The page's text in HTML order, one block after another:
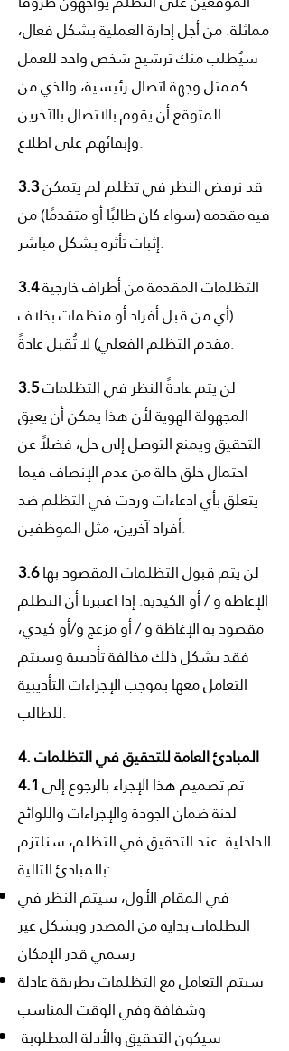
مماثلة. من أجل إدارة العملية بشكل فعال،
سيُطلب منك ترشيح شخص واحد للعمل
كممثل وجهة اتصال رئيسية، والذي من
المتوقع أن يقوم بالاتصال بالآخرين
وإبقائهم على اطلاع.
3.3قد نرفض النظر في تظلم لم يتمكن
فيه مقدمه (سواء كان طالبًا أو متقدمًا) من
إثبات تأثره بشكل مباشر.
3.4التظلمات المقدمة من أطراف خارجية
(أي من قبل أفراد أو منظمات بخلاف
مقدم التظلم الفعلي) لا تُقبل عادةً.
3.5لن يتم عادةً النظر في التظلمات
المجهولة الهوية لأن هذا يمكن أن يعيق
التحقيق ويمنع التوصل إلى حل، فضلاً عن
احتمال خلق حالة من عدم الإنصاف فيما
يتعلق بأي ادعاءات وردت في التظلم ضد
أفراد آخرين، مثل الموظفين.
3.6لن يتم قبول التظلمات المقصود بها
الإغاظة و / أو الكيدية. إذا اعتبرنا أن التظلم
مقصود به الإغاظة و / أو مزعج و/أو كيدي،
فقد يشكل ذلك مخالفة تأديبية وسيتم
التعامل معها بموجب الإجراءات التأديبية
للطالب.
4. المبادئ العامة للتحقيق في التظلمات
4.1تم تصميم هذا الإجراء بالرجوع إلى
لجنة ضمان الجودة والإجراءات واللوائح
الداخلية. عند التحقيق في التظلم، سنلتزم
بالمبادئ التالية:
في المقام الأول، سيتم النظر في
التظلمات بداية من المصدر وبشكل غير
رسمي قدر الإمكان
سيتم التعامل مع التظلمات بطريقة عادلة
وشفافة وفي الوقت المناسب